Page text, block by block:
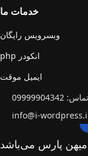
خدمات ما
وبسرویس رایگان
انکودر php
ایمیل موقت
تماس: 09999904342
پارس می‌باشد